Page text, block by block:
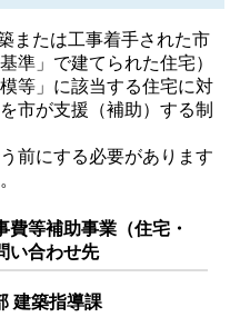
または工事着手された市
準」で建てられた住宅）
等」に該当する住宅に対
市が支援（補助）する制
前にする必要があります
等補助事業（住宅・
い合わせ先
建築指導課